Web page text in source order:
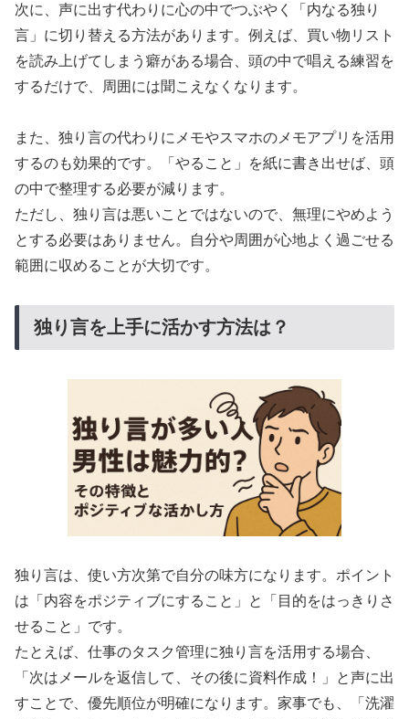
次に、声に出す代わりに心の中でつぶやく「内なる独り
言」に切り替える方法があります。例えば、買い物リスト
を読み上げてしまう癖がある場合、頭の中で唱える練習を
するだけで、周囲には聞こえなくなります。
また、独り言の代わりにメモやスマホのメモアプリを活用
するのも効果的です。「やること」を紙に書き出せば、頭
の中で整理する必要が減ります。
ただし、独り言は悪いことではないので、無理にやめよう
とする必要はありません。自分や周囲が心地よく過ごせる
範囲に収めることが大切です。
独り言を上手に活かす方法は？
独り言は、使い方次第で自分の味方になります。ポイント
は「内容をポジティブにすること」と「目的をはっきりさ
せること」です。
たとえば、仕事のタスク管理に独り言を活用する場合、
「次はメールを返信して、その後に資料作成！」と声に出
すことで、優先順位が明確になります。家事でも、「洗濯